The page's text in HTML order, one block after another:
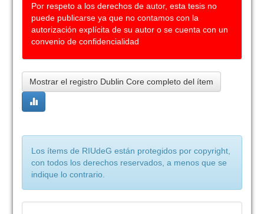
Por respeto a los derechos de autor, esta tesis no
puede publicarse ya que no contamos con la
autorización explícita de su autor o se cuenta con un
convenio de confidencialidad
Mostrar el registro Dublin Core completo del ítem
Los ítems de RIUdeG están protegidos por copyright,
con todos los derechos reservados, a menos que se
indique lo contrario.